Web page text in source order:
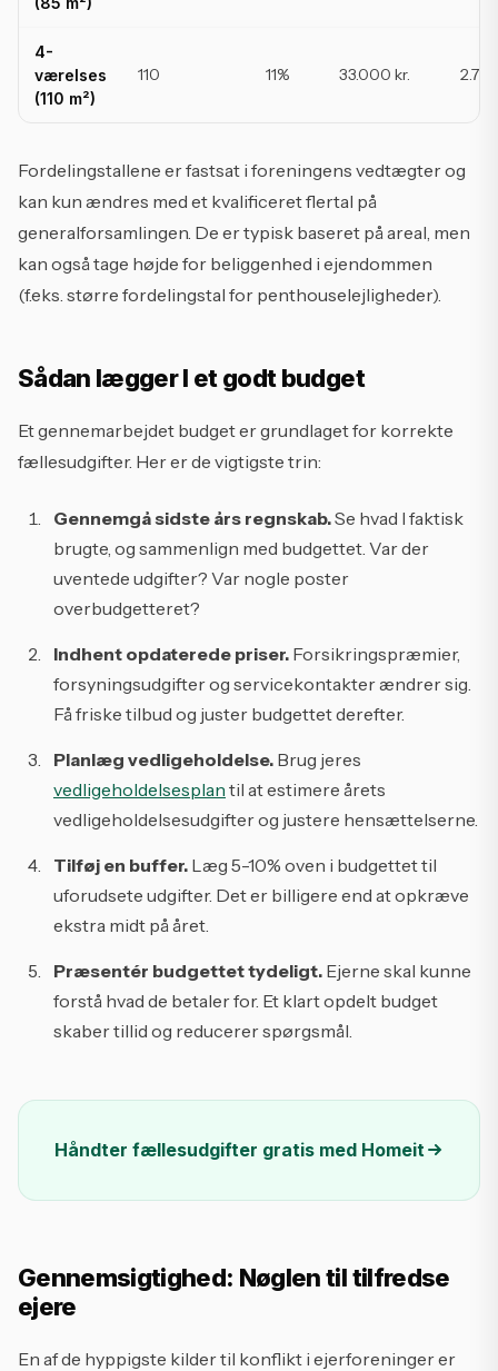
4-
værelses
(110 m²)
110 11% 33.000 kr.
Fordelingstallene er fastsat i foreningens vedtægter og
kan kun ændres med et kvalificeret flertal på
generalforsamlingen. De er typisk baseret på areal, men
kan også tage højde for beliggenhed i ejendommen
(f.eks. større fordelingstal for penthouselejligheder).
Sådan lægger I et godt budget
Et gennemarbejdet budget er grundlaget for korrekte
fællesudgifter. Her er de vigtigste trin:
Gennemgå sidste års regnskab.Se hvad I faktisk
brugte, og sammenlign med budgettet. Var der
uventede udgifter? Var nogle poster
overbudgetteret?
Indhent opdaterede priser. Forsikringspræmier,
forsyningsudgifter og servicekontakter ændrer sig.
Få friske tilbud og juster budgettet derefter.
Planlæg vedligeholdelse. Brug jeres
vedligeholdelsesplan til at estimere årets
vedligeholdelsesudgifter og justere hensættelserne.
Tilføj en buffer. Læg 5-10% oven i budgettet til
uforudsete udgifter. Det er billigere end at opkræve
ekstra midt på året.
Præsentér budgettet tydeligt. Ejerne skal kunne
forstå hvad de betaler for. Et klart opdelt budget
skaber tillid og reducerer spørgsmål.
Håndter fællesudgifter gratis med Homeit
Gennemsigtighed: Nøglen til tilfredse
ejere
En af de hyppigste kilder til konflikt i ejerforeninger er